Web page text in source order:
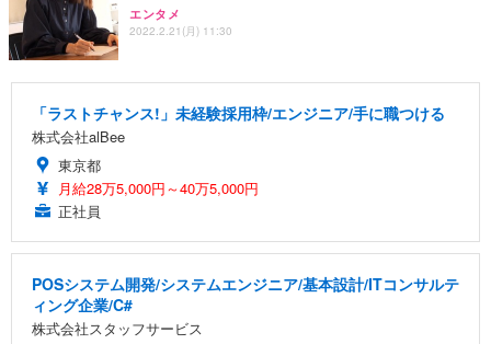
エンタメ
2022.2.21(月) 11:30
「ラストチャンス!」未経験採用枠/エンジニア/手に職つける
株式会社alBee
東京都
月給28万5,000円～40万5,000円
正社員
POSシステム開発/システムエンジニア/基本設計/ITコンサルテ
ィング企業/C#
株式会社スタッフサービス